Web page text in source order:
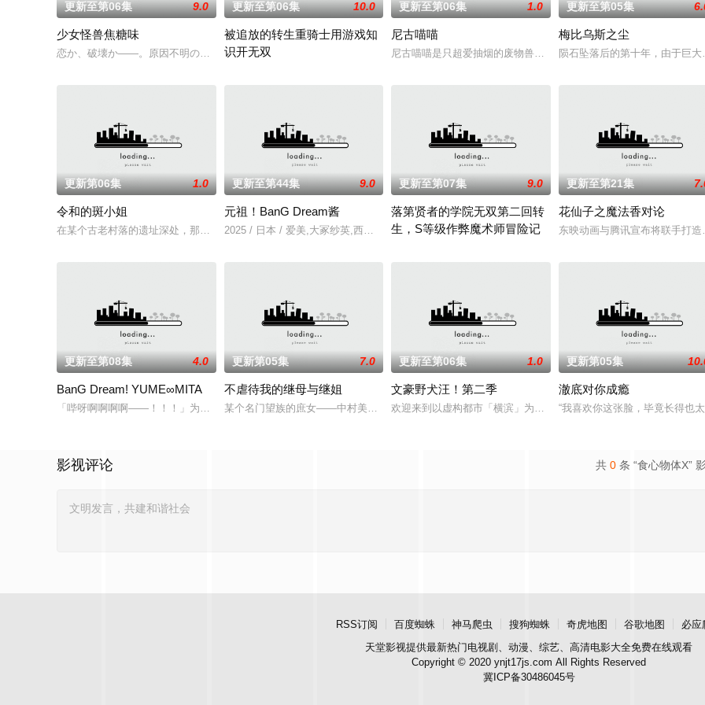
更新至第06集 9.0
少女怪兽焦糖味
恋か、破壊か――。原因不明の病に悩まされている女子高生・赤石黒絵（クロエ）。不器用で人との交流を避けて生きてきた彼女は、とあ
更新至第06集 10.0
被追放的转生重骑士用游戏知
识开无双
更新至第06集 1.0
尼古喵喵
尼古喵喵是只超爱抽烟的废物兽人！因为缺乏伦理与卫生观念，不
更新至第05集
梅比乌斯之尘
陨石坠落后的第十年，由于巨
更新第06集 1.0
令和的斑小姐
在某个古老村落的遗址深处，那一片禁止入内的区域里，存在着被口口相传为“窥之生厄、亵之招祟”的“不可触碰之物”。世代担任山神守
更新至第44集 9.0
元祖！BanG Dream酱
2025 / 日本 / 爱美,大冢纱英,西本里美,大桥彩香,伊藤彩沙,佐仓绫音,三泽纱千香,加藤英美里,日笠阳子,金元
更新至第07集 9.0
落第贤者的学院无双第二回转
生，S等级作弊魔术师冒险记
更新至第21集
花仙子之魔法香对论
东映动画与腾讯宣布将联手打
更新至第08集 4.0
BanG Dream! YUME∞MITA
「哔呀啊啊啊啊——！！！」为了乐团出道而突然集结的团员们！虽然每个人都拥有耀眼夺目的个性与实力，但现在的她们根本无法进行任何
更新第05集 7.0
不虐待我的继母与继姐
某个名门望族的庶女——中村美冶，原本与母亲两人过着虽清贫却幸福的生活。然而有一天，她深爱的母亲
更新至第06集 1.0
文豪野犬汪！第二季
欢迎来到以虚构都市「横滨」为舞台，一众如同疯跑乱咬、四处乱窜
更新第05集
澈底对你成瘾
“我喜欢你这张脸，毕竟长得也
共 0 条 “食心物体X”
影视评论
RSS订阅 百度蜘蛛 神马爬虫 搜狗蜘蛛 奇虎地图 谷歌地图
必应
天堂影视提供最新热门电视剧、动漫、综艺、高清电影大全免费在线观看
Copyright © 2020 ynjt17js.com All Rights Reserved
冀ICP备30486045号